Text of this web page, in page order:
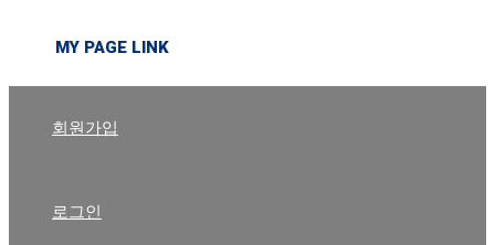
MY PAGE LINK
회원가입
로그인